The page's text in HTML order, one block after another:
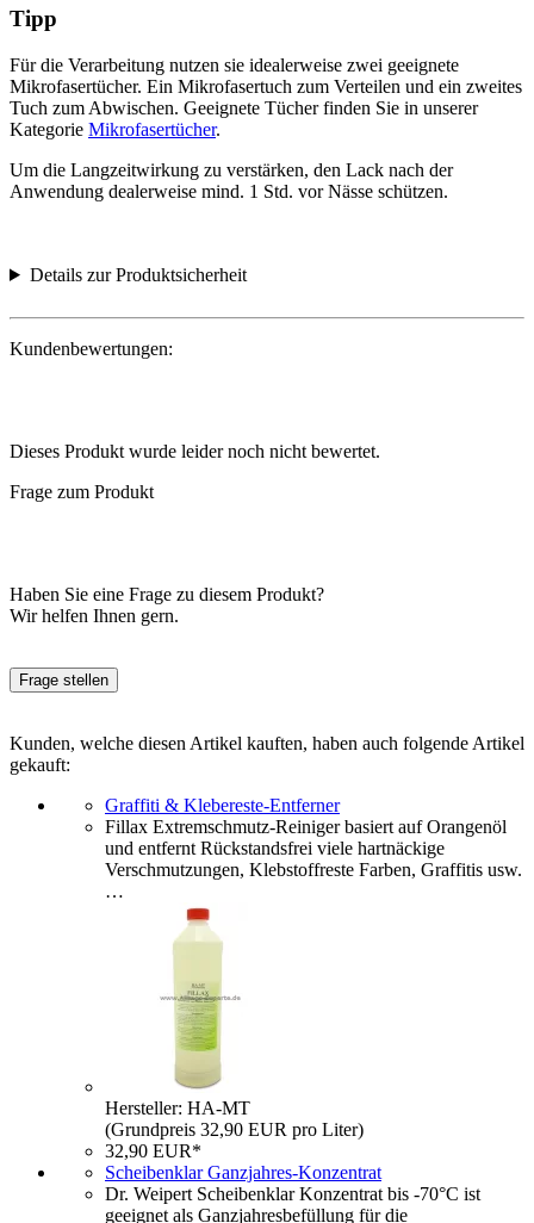
Tipp
Für die Verarbeitung nutzen sie idealerweise zwei geeignete
Mikrofasertücher. Ein Mikrofasertuch zum Verteilen und ein zweites
Tuch zum Abwischen. Geeignete Tücher finden Sie in unserer
Kategorie Mikrofasertücher.
Um die Langzeitwirkung zu verstärken, den Lack nach der
Anwendung dealerweise mind. 1 Std. vor Nässe schützen.
Details zur Produktsicherheit
Kundenbewertungen:
Dieses Produkt wurde leider noch nicht bewertet.
Frage zum Produkt
Haben Sie eine Frage zu diesem Produkt?
Wir helfen Ihnen gern.
Frage stellen
Kunden, welche diesen Artikel kauften, haben auch folgende Artikel
gekauft:
Graffiti & Klebereste-Entferner
Fillax Extremschmutz-Reiniger basiert auf Orangenöl
und entfernt Rückstandsfrei viele hartnäckige
Verschmutzungen, Klebstoffreste Farben, Graffitis usw.
…
Hersteller: HA-MT
(Grundpreis 32,90 EUR pro Liter)
32,90 EUR*
Scheibenklar Ganzjahres-Konzentrat
Dr. Weipert Scheibenklar Konzentrat bis -70°C ist
geeignet als Ganzjahresbefüllung für die